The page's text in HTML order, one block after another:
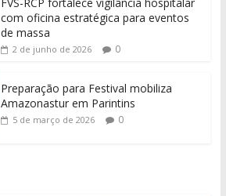
com oficina estratégica para eventos
de massa
2 de junho de 2026 0
Preparação para Festival mobiliza
Amazonastur em Parintins
5 de março de 2026 0